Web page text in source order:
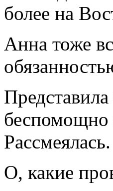
более на
Анна тоже
беспомощно
Рассмеялась.
О, какие